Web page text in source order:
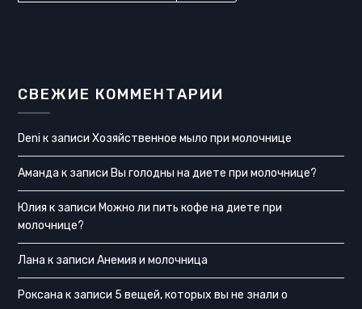
СВЕЖИЕ КОММЕНТАРИИ
Deni к записиХозяйственное мыло при молочнице
Аманда к записи Вы голодны на диете при молочнице?
Юлия к записи Можно ли пить кофе на диете при
молочнице?
Лана к записиАнемия и молочница
Роксана к записи 5 вещей, которых вы не знали о